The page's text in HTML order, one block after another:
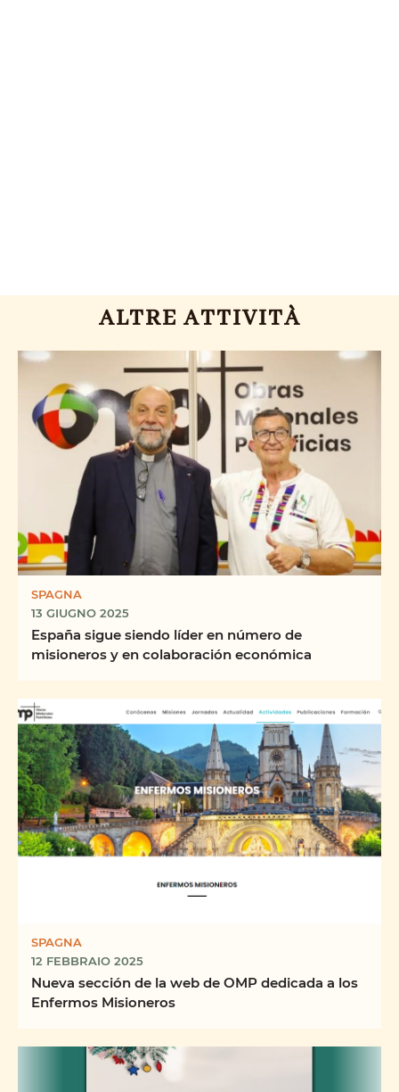
ALTRE ATTIVITÀ
SPAGNA
13 GIUGNO 2025
España sigue siendo líder en número de
misioneros y en colaboración económica
SPAGNA
12 FEBBRAIO 2025
Nueva sección de la web de OMP dedicada a los
Enfermos Misioneros